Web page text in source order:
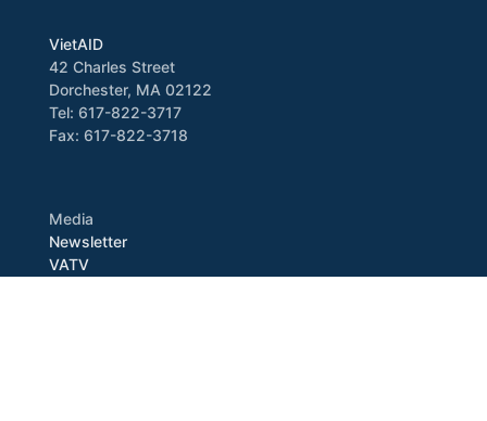
VietAID
42 Charles Street
Dorchester, MA 02122
Tel: 617-822-3717
Fax: 617-822-3718
Media
Newsletter
VATV